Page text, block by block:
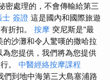
密處理的，不會傳輸給第三
士 簽證 這是國內和國際旅遊
折扣。 按摩 突尼斯是“最
的沙灘和令人驚嘆的撒哈拉
您提供，我們將為您提供
。 中醫經絡按摩課程
們到地中海第三大島塞浦路